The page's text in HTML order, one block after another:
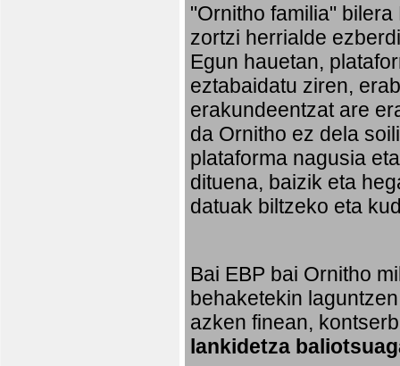
"Ornitho familia"
zortzi herrialde
Egun hauetan,
eztabaidatu ziren,
erakundeentzat are
da Ornitho ez dela
plataforma nagusia
dituena, baizik eta
datuak biltzeko eta
Bai EBP bai Ornitho
behaketekin
azken finean,
lankidetza